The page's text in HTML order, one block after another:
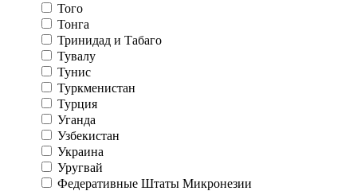
Того
Тонга
Тринидад и Табаго
Тувалу
Тунис
Туркменистан
Турция
Уганда
Узбекистан
Украина
Уругвай
Федеративные Штаты Микронезии